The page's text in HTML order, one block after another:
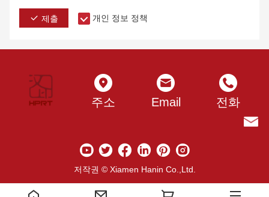
제출 개인 정보 정책
주소 Email 전화
저작권 © Xiamen Hanin Co.,Ltd.